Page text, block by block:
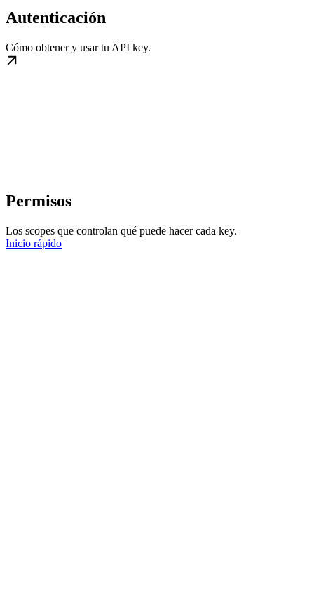
Autenticación
Cómo obtener y usar tu API key.
Permisos
Los scopes que controlan qué puede hacer cada key.
Inicio rápido